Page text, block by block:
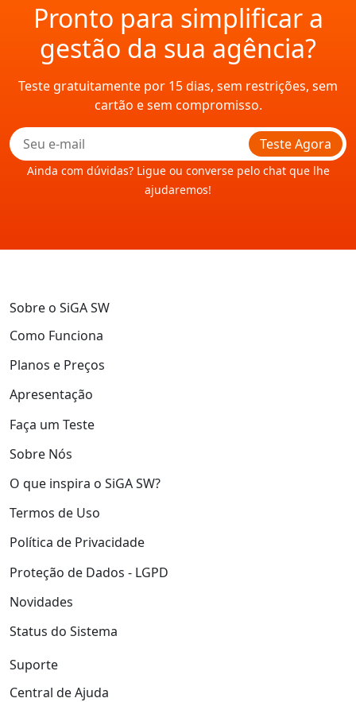
Pronto para simplificar a
gestão da sua agência?
Teste gratuitamente por 15 dias, sem restrições, sem
cartão e sem compromisso.
Teste Agora
Ainda com dúvidas? Ligue ou converse pelo chat que lhe
ajudaremos!
Sobre o SiGA SW
Como Funciona
Planos e Preços
Apresentação
Faça um Teste
Sobre Nós
O que inspira o SiGA SW?
Termos de Uso
Política de Privacidade
Proteção de Dados - LGPD
Novidades
Status do Sistema
Suporte
Central de Ajuda